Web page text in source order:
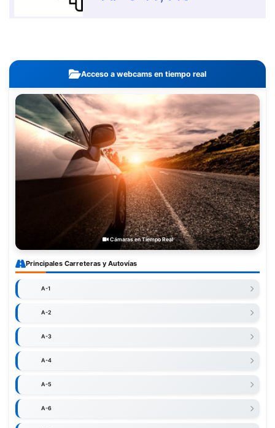
Acceso a webcams en tiempo real
Cámaras en Tiempo Real
Principales Carreteras y Autovías
A-1
A-2
A-3
A-4
A-5
A-6